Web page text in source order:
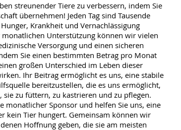
streunender Tiere zu verbessern, indem Sie
übernehmen! Jeden Tag sind Tausende
Krankheit und Vernachlässigung
Unterstützung können wir vielen
Versorgung und einen sicheren
Sie einen bestimmten Betrag pro Monat
großen Unterschied im Leben dieser
Ihr Beitrag ermöglicht es uns, eine stabile
bereitzustellen, die es uns ermöglicht,
sie zu füttern, zu kastrieren und zu pflegen.
monatlicher Sponsor und helfen Sie uns, eine
kein Tier hungert. Gemeinsam können wir
Hoffnung geben, die sie am meisten